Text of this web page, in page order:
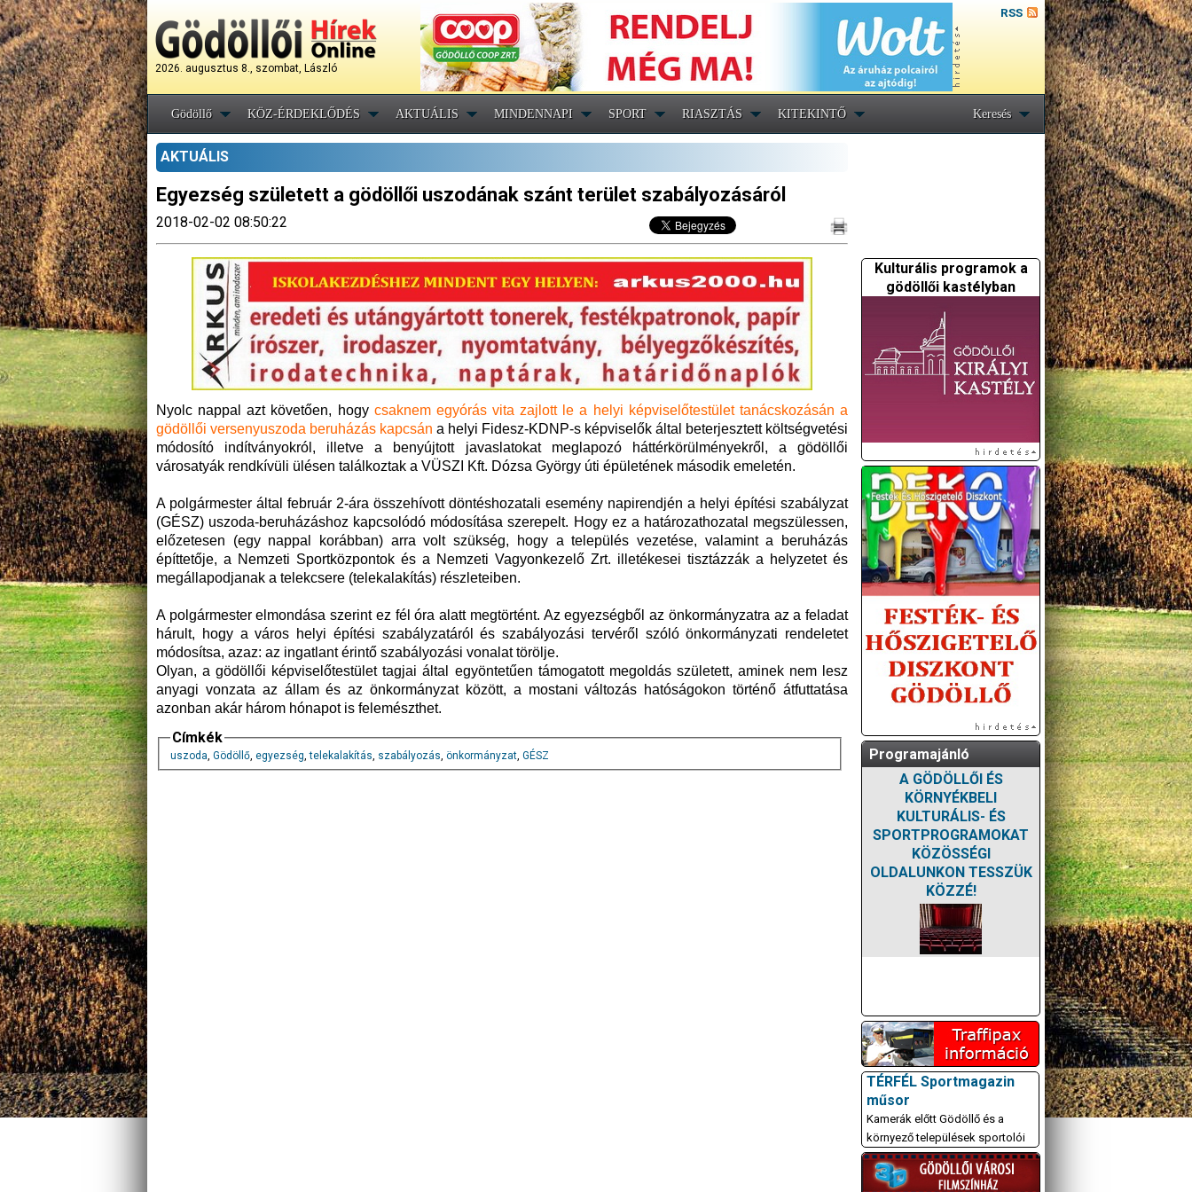
2026. augusztus 8., szombat, László
RSS
Gödöllő KÖZ-ÉRDEKLŐDÉS AKTUÁLIS MINDENNAPI SPORT RIASZTÁS KITEKINTŐ Keresés
AKTUÁLIS
Egyezség született a gödöllői uszodának szánt terület szabályozásáról
2018-02-02 08:50:22
Nyolc nappal azt követően, hogy csaknem egyórás vita zajlott le a helyi képviselőtestület tanácskozásán a
gödöllői versenyuszoda beruházás kapcsán a helyi Fidesz-KDNP-s képviselők által beterjesztett költségvetési
módosító indítványokról, illetve a benyújtott javaslatokat meglapozó háttérkörülményekről, a gödöllői
városatyák rendkívüli ülésen találkoztak a VÜSZI Kft. Dózsa György úti épületének második emeletén.
A polgármester által február 2-ára összehívott döntéshozatali esemény napirendjén a helyi építési szabályzat
(GÉSZ) uszoda-beruházáshoz kapcsolódó módosítása szerepelt. Hogy ez a határozathozatal megszülessen,
előzetesen (egy nappal korábban) arra volt szükség, hogy a település vezetése, valamint a beruházás
építtetője, a Nemzeti Sportközpontok és a Nemzeti Vagyonkezelő Zrt. illetékesei tisztázzák a helyzetet és
megállapodjanak a telekcsere (telekalakítás) részleteiben.
A polgármester elmondása szerint ez fél óra alatt megtörtént. Az egyezségből az önkormányzatra az a feladat
hárult, hogy a város helyi építési szabályzatáról és szabályozási tervéről szóló önkormányzati rendeletet
módosítsa, azaz: az ingatlant érintő szabályozási vonalat törölje.
Olyan, a gödöllői képviselőtestület tagjai által egyöntetűen támogatott megoldás született, aminek nem lesz
anyagi vonzata az állam és az önkormányzat között, a mostani változás hatóságokon történő átfuttatása
azonban akár három hónapot is felemészthet.
Címkék
uszoda, Gödöllő, egyezség,telekalakítás, szabályozás, önkormányzat, GÉSZ
Kulturális programok a
gödöllői kastélyban
Programajánló
A GÖDÖLLŐI ÉS
KÖRNYÉKBELI
KULTURÁLIS- ÉS
SPORTPROGRAMOKAT
KÖZÖSSÉGI
OLDALUNKON TESSZÜK
KÖZZÉ!
TÉRFÉL Sportmagazin
műsor
Kamerák előtt Gödöllő és a
környező települések sportolói